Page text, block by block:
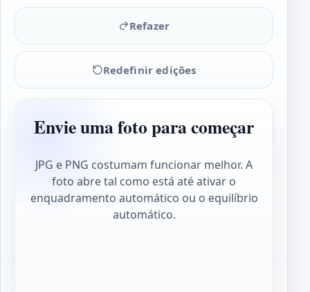
Refazer
Redefinir edições
Envie uma foto para começar
JPG e PNG costumam funcionar melhor. A
foto abre tal como está até ativar o
enquadramento automático ou o equilíbrio
automático.